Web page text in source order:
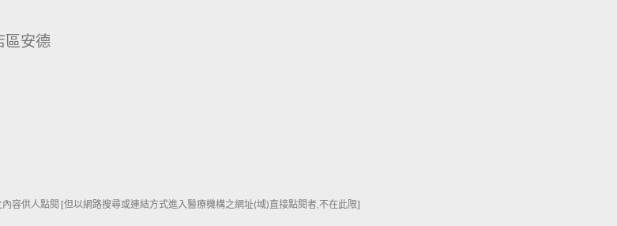
區安德
容供人點閱 [但以網路搜尋或連結方式進入醫療機構之網址(域)直接點閱者,不在此限]